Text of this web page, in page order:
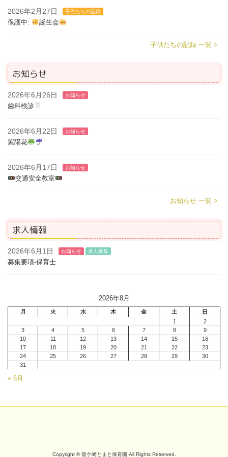
2026年2月27日 子供たちの記録
保護中: 誕生会
子供たちの記録 一覧 >
お知らせ
2026年6月26日 お知らせ
歯科検診
2026年6月22日 お知らせ
紫陽花
2026年6月17日 お知らせ
交通安全教室
お知らせ 一覧 >
求人情報
2026年6月1日 お知らせ 求人募集
募集要項-保育士
2026年8月
月 火 水 木 金 土
日
1
2
3
4 5 6 7 8
9
10
11 12 13 14 15
16
17
18 19 20 21 22
23
24
25 26 27 28 29
30
31
« 6月
Copyright © 龍ケ崎とまと保育園 All Rights Reserved.